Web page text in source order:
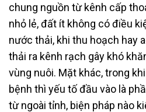
chung nguồn từ kênh cấp
nhỏ lẻ, đất ít không có điều
nước thải, khi thu hoạch hay
thải ra kênh rạch gây khó
vùng nuôi. Mặt khác, trong
bệnh thì yếu tố đầu vào là
từ ngoài tỉnh, biện pháp nào